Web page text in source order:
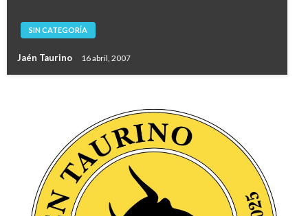
SIN CATEGORÍA
Jaén Taurino 16 abril, 2007